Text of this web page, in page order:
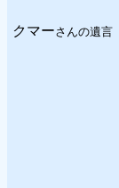
クマーさんの遺言